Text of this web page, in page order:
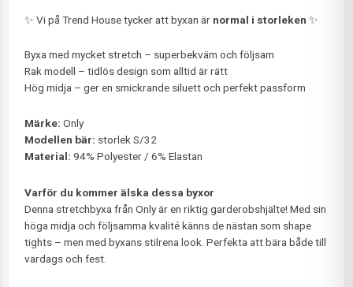
✨ Vi på Trend House tycker att byxan är normal i storleken ✨
Byxa med mycket stretch – superbekväm och följsam
Rak modell – tidlös design som alltid är rätt
Hög midja – ger en smickrande siluett och perfekt passform
Märke: Only
Modellen bär: storlek S/32
Material: 94% Polyester / 6% Elastan
Varför du kommer älska dessa byxor
Denna stretchbyxa från Only är en riktig garderobshjälte! Med sin
höga midja och följsamma kvalité känns de nästan som shape
tights – men med byxans stilrena look. Perfekta att bära både till
vardags och fest.